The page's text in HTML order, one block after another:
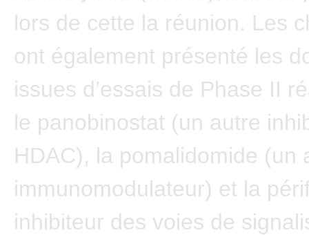
lors de cette la réunion. Les
ont également présenté les
issues d’essais de Phase II
le panobinostat (un autre
HDAC), la pomalidomide (un
immunomodulateur) et la
inhibiteur des voies de